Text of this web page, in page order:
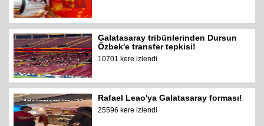
Galatasaray tribünlerinden Dursun
Özbek'e transfer tepkisi!
10701 kere izlendi
Rafael Leao'ya Galatasaray forması!
25596 kere izlendi